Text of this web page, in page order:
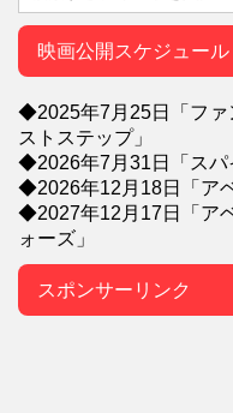
映画公開スケジュール
◆2025年7月25日「ファ
ストステップ」
◆2026年7月31日「スパ
◆2026年12月18日「ア
◆2027年12月17日「ア
ォーズ」
スポンサーリンク